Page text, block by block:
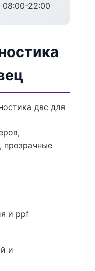
08:00-22:00
двс для
прозрачные
и ppf
и